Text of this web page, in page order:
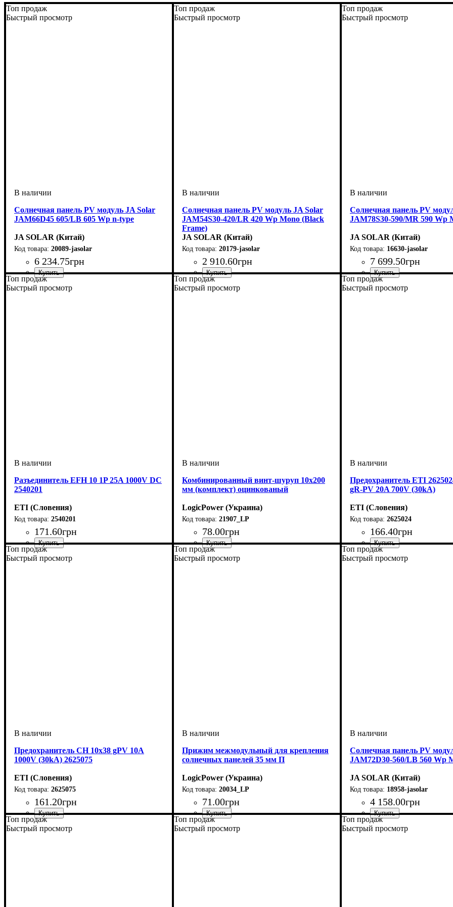
Топ продаж
Быстрый просмотр
Солнечная панель PV модуль JA Solar
JAM66D45 605/LB 605 Wp n-type
JA SOLAR (Китай)
20089-jasolar
6 234.75грн
Топ продаж
Быстрый просмотр
Солнечная панель PV модуль JA Solar
JAM54S30-420/LR 420 Wp Mono (Black
Frame)
JA SOLAR (Китай)
20179-jasolar
2 910.60грн
Топ продаж
Быстрый просмотр
Солнечная панель PV
JAM78S30-590/MR 590 Wp
JA SOLAR (Китай)
16630-jasolar
7 699.50грн
Топ продаж
Быстрый просмотр
Разъединитель EFH 10 1P 25A 1000V DC
2540201
ETI (Словения)
2540201
171.60грн
Устройство
Номинальный ток, А
U номинальное, В
Кол-во полюсов
Габарит: 10x38
Подключение
Серия: EFH
Топ продаж
Быстрый просмотр
Комбинированный винт-шуруп 10х200
мм (комплект) оцинкованый
LogicPower (Украина)
21907_LP
78.00грн
Топ продаж
Быстрый просмотр
Предохранитель ETI
gR-PV 20A 700V (30kA)
ETI (Словения)
2625024
166.40грн
Устройство
Номинальный ток, А
U номинальное, В
Откл. способность, kA
Характеристика
Габарит: 10x38
Подключение
Серия: CH DC
Топ продаж
Быстрый просмотр
Предохранитель CH 10x38 gPV 10A
1000V (30kA) 2625075
ETI (Словения)
2625075
161.20грн
Устройство
Номинальный ток, А
U номинальное, В
Откл. способность, kA
Характеристика
Габарит: 10x38
Подключение
Серия: CH DC
Топ продаж
Быстрый просмотр
Прижим межмодульный для крепления
солнечных панелей 35 мм П
LogicPower (Украина)
20034_LP
71.00грн
Топ продаж
Быстрый просмотр
Солнечная панель PV
JAM72D30-560/LB 560 Wp
JA SOLAR (Китай)
18958-jasolar
4 158.00грн
Топ продаж
Быстрый просмотр
Топ продаж
Быстрый просмотр
Топ продаж
Быстрый просмотр